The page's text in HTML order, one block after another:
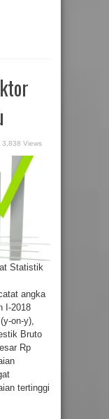
3,838 Views
Statistik
angka
I-2018
on-y),
Bruto
Rp
tertinggi